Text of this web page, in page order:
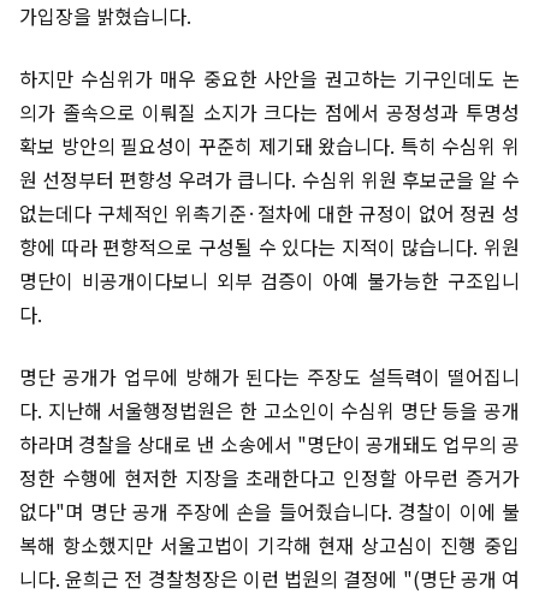
가입장을 밝혔습니다.
하지만 수심위가 매우 중요한 사안을 권고하는 기구인데도 논
의가 졸속으로 이뤄질 소지가 크다는 점에서 공정성과 투명성
확보 방안의 필요성이 꾸준히 제기돼 왔습니다. 특히 수심위 위
원 선정부터 편향성 우려가 큽니다. 수심위 위원 후보군을 알 수
없는데다 구체적인 위촉기준·절차에 대한 규정이 없어 정권 성
향에 따라 편향적으로 구성될 수 있다는 지적이 많습니다. 위원
명단이 비공개이다보니 외부 검증이 아예 불가능한 구조입니
다.
명단 공개가 업무에 방해가 된다는 주장도 설득력이 떨어집니
다. 지난해 서울행정법원은 한 고소인이 수심위 명단 등을 공개
하라며 경찰을 상대로 낸 소송에서 "명단이 공개돼도 업무의 공
정한 수행에 현저한 지장을 초래한다고 인정할 아무런 증거가
없다"며 명단 공개 주장에 손을 들어줬습니다. 경찰이 이에 불
복해 항소했지만 서울고법이 기각해 현재 상고심이 진행 중입
니다. 윤희근 전 경찰청장은 이런 법원의 결정에 "(명단 공개 여